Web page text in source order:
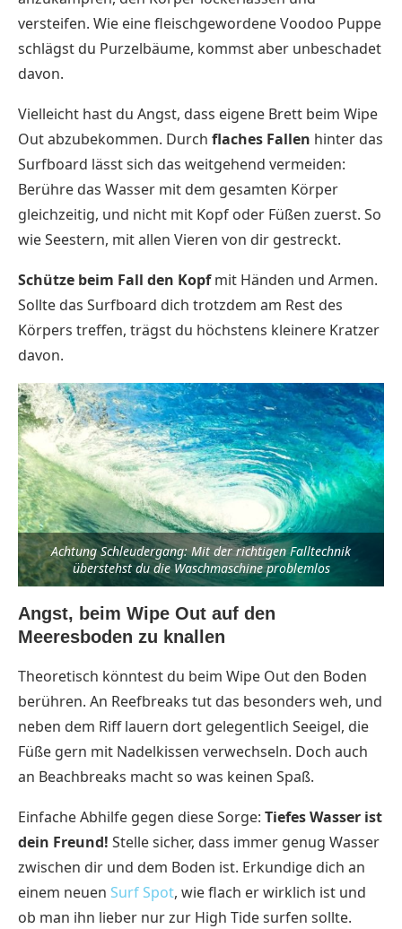
versteifen. Wie eine fleischgewordene Voodoo Puppe
schlägst du Purzelbäume, kommst aber unbeschadet
davon.
Vielleicht hast du Angst, dass eigene Brett beim Wipe
Out abzubekommen. Durch flaches Fallen hinter das
Surfboard lässt sich das weitgehend vermeiden:
Berühre das Wasser mit dem gesamten Körper
gleichzeitig, und nicht mit Kopf oder Füßen zuerst. So
wie Seestern, mit allen Vieren von dir gestreckt.
Schütze beim Fall den Kopfmit Händen und Armen.
Sollte das Surfboard dich trotzdem am Rest des
Körpers treffen, trägst du höchstens kleinere Kratzer
davon.
Achtung Schleudergang: Mit der richtigen Falltechnik
überstehst du die Waschmaschine problemlos
Angst, beim Wipe Out auf den
Meeresboden zu knallen
Theoretisch könntest du beim Wipe Out den Boden
berühren. An Reefbreaks tut das besonders weh, und
neben dem Riff lauern dort gelegentlich Seeigel, die
Füße gern mit Nadelkissen verwechseln. Doch auch
an Beachbreaks macht so was keinen Spaß.
Einfache Abhilfe gegen diese Sorge: Tiefes Wasser ist
dein Freund! Stelle sicher, dass immer genug Wasser
zwischen dir und dem Boden ist. Erkundige dich an
einem neuen Surf Spot, wie flach er wirklich ist und
ob man ihn lieber nur zur High Tide surfen sollte.